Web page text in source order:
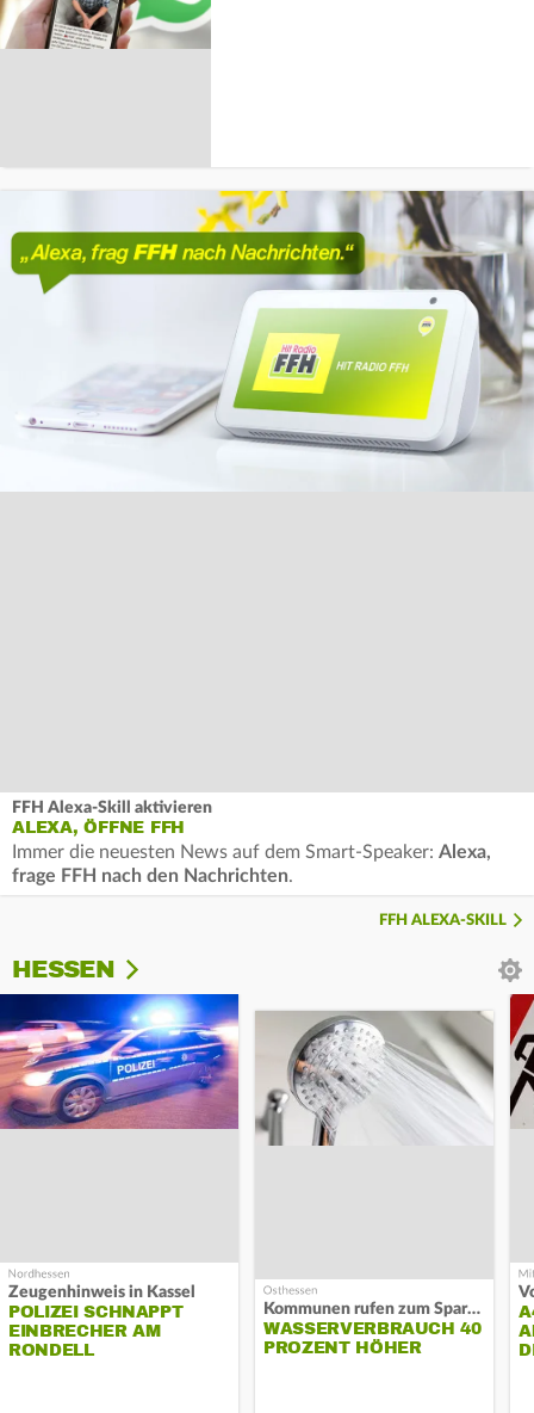
FFH Alexa-Skill aktivieren
ALEXA, ÖFFNE FFH
Immer die neuesten News auf dem Smart-Speaker: Alexa,
frage FFH nach den Nachrichten.
FFH ALEXA-SKILL
HESSEN
Zeugenhinweis in Kassel
POLIZEI SCHNAPPT
EINBRECHER AM
RONDELL
Kommunen rufen zum Sparen auf
WASSERVERBRAUCH 40
PROZENT HÖHER